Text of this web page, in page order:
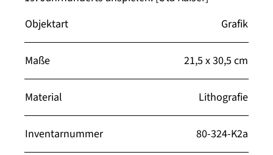
Objektart
Grafik
Maße 21,5 x 30,5 cm
Material Lithografie
Inventarnummer 80-324-K2a